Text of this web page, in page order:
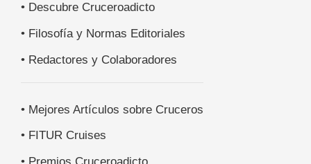
• Descubre Cruceroadicto
• Filosofía y Normas Editoriales
• Redactores y Colaboradores
• Mejores Artículos sobre Cruceros
• FITUR Cruises
• Premios Cruceroadicto